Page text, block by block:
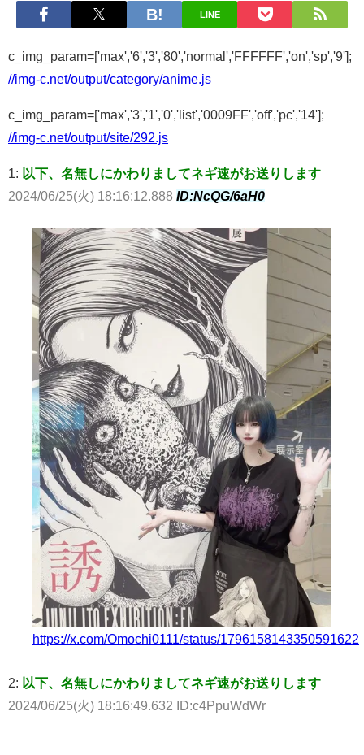
LINE
c_img_param=['max','6','3','80','normal','FFFFFF','on','sp','9'];
//img-c.net/output/category/anime.js
c_img_param=['max','3','1','0','list','0009FF','off','pc','14'];
//img-c.net/output/site/292.js
1: 以下、名無しにかわりましてネギ速がお送りします
2024/06/25(火) 18:16:12.888 ID:NcQG/6aH0
https://x.com/Omochi0111/status/1796158143350591622
2: 以下、名無しにかわりましてネギ速がお送りします
2024/06/25(火) 18:16:49.632 ID:c4PpuWdWr